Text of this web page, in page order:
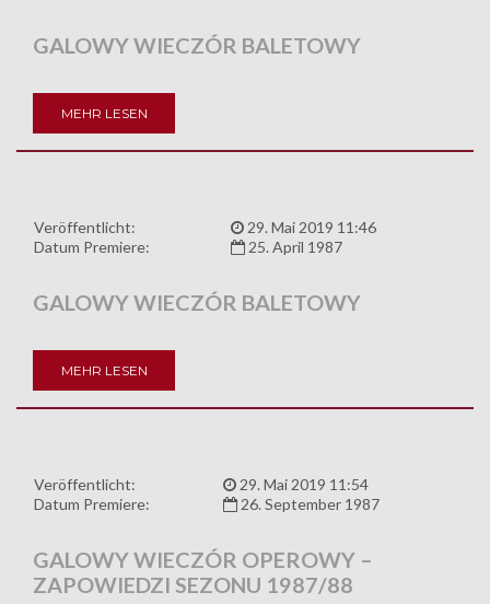
GALOWY WIECZÓR BALETOWY
MEHR LESEN
Veröffentlicht:
29. Mai 2019 11:46
Datum Premiere:
25. April 1987
GALOWY WIECZÓR BALETOWY
MEHR LESEN
Veröffentlicht:
29. Mai 2019 11:54
Datum Premiere:
26. September 1987
GALOWY WIECZÓR OPEROWY –
ZAPOWIEDZI SEZONU 1987/88